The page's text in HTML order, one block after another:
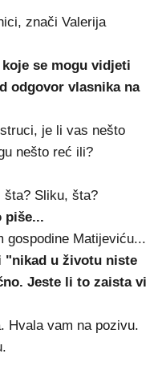
znači Valerija
se mogu vidjeti
odgovor vlasnika na
je li vas nešto
nešto reć ili?
šta? Sliku, šta?
piše...
gospodine Matijeviću...
"nikad u životu niste
Jeste li to zaista vi
Hvala vam na pozivu.